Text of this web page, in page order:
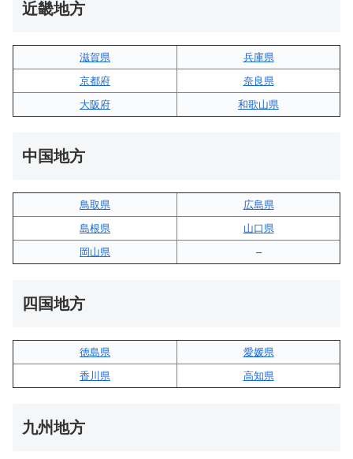
近畿地方
滋賀県
兵庫県
京都府
奈良県
大阪府
和歌山県
中国地方
鳥取県
広島県
島根県
山口県
岡山県
–
四国地方
徳島県
愛媛県
香川県
高知県
九州地方